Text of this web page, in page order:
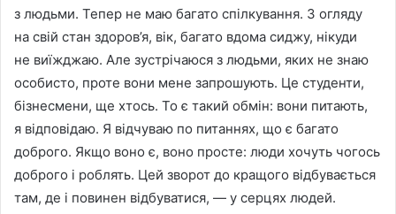
з людьми. Тепер не маю багато спiлкування. З огляду
на свiй стан здоров’я, вiк, багато вдома сиджу, нiкуди
не виїжджаю. Але зустрiчаюся з людьми, яких не знаю
особисто, проте вони мене запрошують. Це студенти,
бiзнесмени, ще хтось. То є такий обмiн: вони питають,
я вiдповiдаю. Я вiдчуваю по питаннях, що є багато
доброго. Якщо воно є, воно просте: люди хочуть чогось
доброго i роблять. Цей зворот до кращого вiдбувається
там, де i повинен вiдбуватися, — у серцях людей.